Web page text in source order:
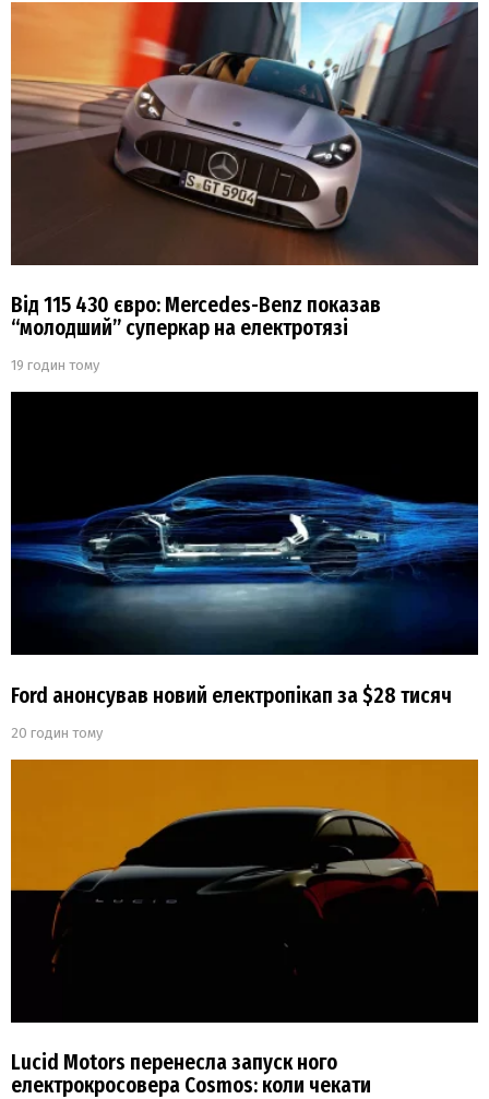
Від 115 430 євро: Mercedes-Benz показав
“молодший” суперкар на електротязі
19 годин тому
Ford анонсував новий електропікап за $28 тисяч
20 годин тому
Lucid Motors перенесла запуск ного
електрокросовера Cosmos: коли чекати